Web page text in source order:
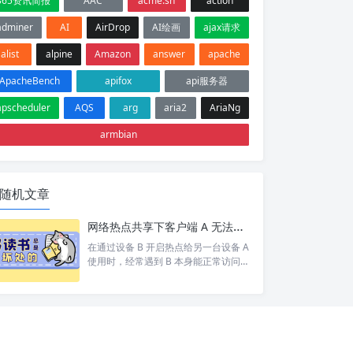
AI AirDrop AI绘画
ajax请求
alist
alpine Amazon answer
apache
apifox
api服务器
AQS arg aria2
AriaNg
armbian
随机文章
网络热点共享下客户端 A 无法访问目标设备 C 排查
在通过设备 B 开启热点给另一台设备 A
使用时，经常遇到 B 本身能正常访问网